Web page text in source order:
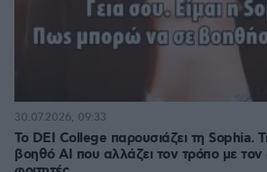
Το DEI College παρουσιάζει τη Sophia.
βοηθό AI που αλλάζει τον τρόπο με τον
30.07.2026, 09:33